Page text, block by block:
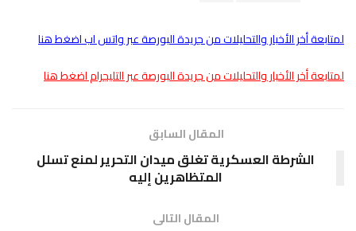
لمتابعة أخر الأخبار والتحليلات من جريدة البورصة عبر واتس اب اضغط هنا
لمتابعة أخر الأخبار والتحليلات من جريدة البورصة عبر التليجرام اضغط هنا
المقال السابق
الشرطة العسكرية تغلق ميدان التحرير لمنع تسلل
المتظاهرين إليه
المقال التالى